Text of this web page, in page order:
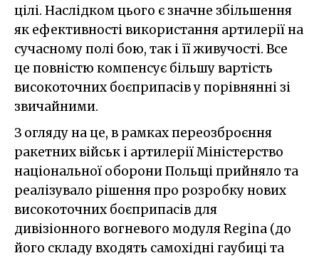
цілі. Наслідком цього є значне збільшення
як ефективності використання артилерії на
сучасному полі бою, так і її живучості. Все
це повністю компенсує більшу вартість
високоточних боєприпасів у порівнянні зі
звичайними.
З огляду на це, в рамках переозброєння
ракетних військ і артилерії Міністерство
національної оборони Польщі прийняло та
реалізувало рішення про розробку нових
високоточних боєприпасів для
дивізіонного вогневого модуля Regina (до
його складу входять самохідні гаубиці та